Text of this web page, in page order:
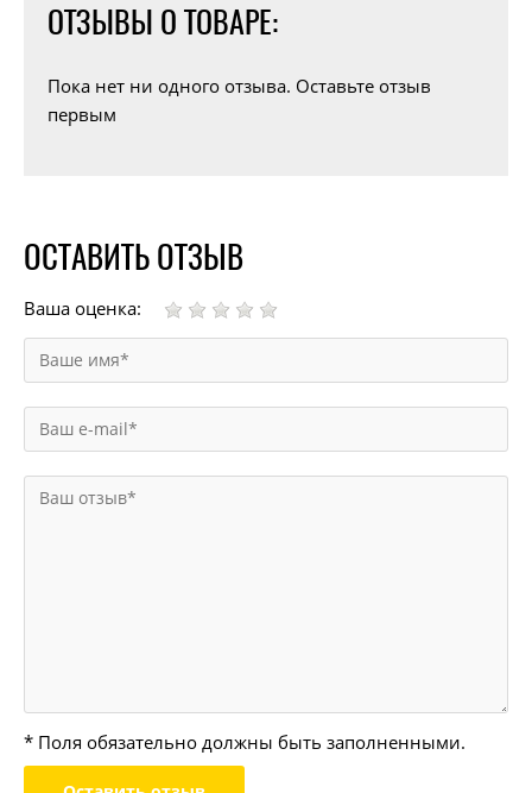
ОТЗЫВЫ О ТОВАРЕ:
Пока нет ни одного отзыва. Оставьте отзыв
первым
ОСТАВИТЬ ОТЗЫВ
Ваша оценка:
* Поля обязательно должны быть заполненными.